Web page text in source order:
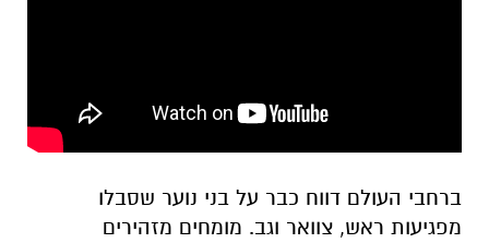
ברחבי העולם דווח כבר על בני נוער שסבלו
מפגיעות ראש, צוואר וגב. מומחים מזהירים